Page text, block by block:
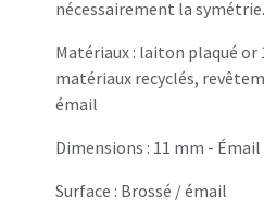
nécessairement la symétrie.
Matériaux : laiton plaqué or
matériaux recyclés,
émail
Dimensions : 11 mm -
Surface : Brossé / émail